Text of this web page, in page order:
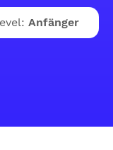
Anfänger